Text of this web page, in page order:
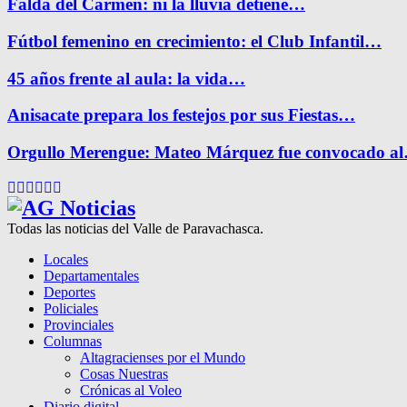
Falda del Carmen: ni la lluvia detiene…
Fútbol femenino en crecimiento: el Club Infantil…
45 años frente al aula: la vida…
Anisacate prepara los festejos por sus Fiestas…
Orgullo Merengue: Mateo Márquez fue convocado
Facebook
Twitter
Instagram
Pinterest
Google
Todas las noticias del Valle de Paravachasca.
Locales
Departamentales
Deportes
Policiales
Provinciales
Columnas
Altagracienses por el Mundo
Cosas Nuestras
Crónicas al Voleo